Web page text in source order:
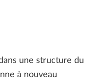
une structure du
à nouveau